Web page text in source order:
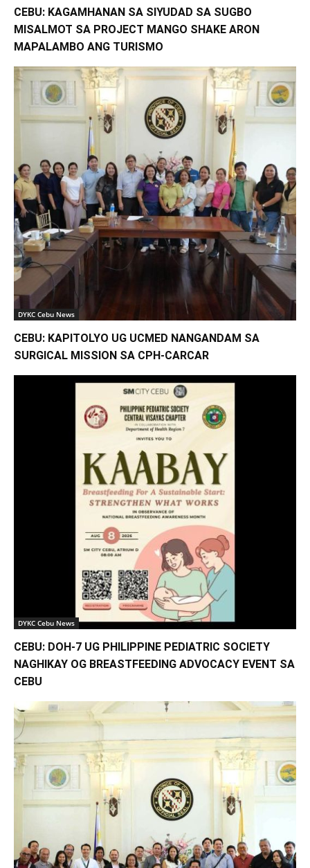
CEBU: KAGAMHANAN SA SIYUDAD SA SUGBO
MISALMOT SA PROJECT MANGO SHAKE ARON
MAPALAMBO ANG TURISMO
DYKC Cebu News
CEBU: KAPITOLYO UG UCMED NANGANDAM SA
SURGICAL MISSION SA CPH-CARCAR
DYKC Cebu News
CEBU: DOH-7 UG PHILIPPINE PEDIATRIC SOCIETY
NAGHIKAY OG BREASTFEEDING ADVOCACY EVENT SA
CEBU